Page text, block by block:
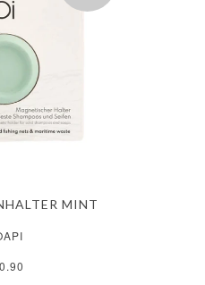
MINT